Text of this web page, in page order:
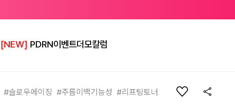
[NEW] PDRN이벤트더모칼럼
#슬로우에이징 #주름미백기능성 #리프팅토너